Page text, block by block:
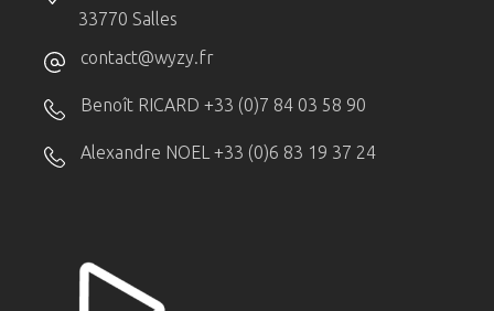
33770 Salles
contact@wyzy.fr
Benoît RICARD +33 (0)7 84 03 58 90
Alexandre NOEL +33 (0)6 83 19 37 24